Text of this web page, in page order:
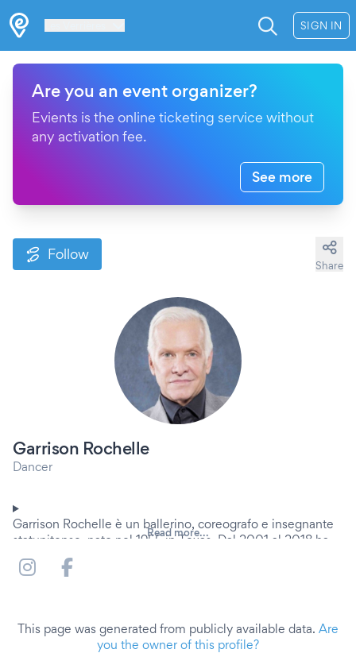
SIGN IN
Are you an event organizer?
Evients is the online ticketing service without
any activation fee.
See more
Follow
Share
Garrison Rochelle
Dancer
Garrison Rochelle è un ballerino, coreografo e insegnante
statunitense, nato nel 1955 in Texas. Dal 2001 al 2018 ha
ricoperto il ruolo di insegnante di danza moderna all'interno
del programma televisivo "Amici di Maria De Filippi", in
Read more...
This page was generated from publicly available data. Are
you the owner of this profile?